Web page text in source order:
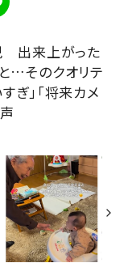
出来上がった
…そのクオリテ
ぎ」「将来カメ